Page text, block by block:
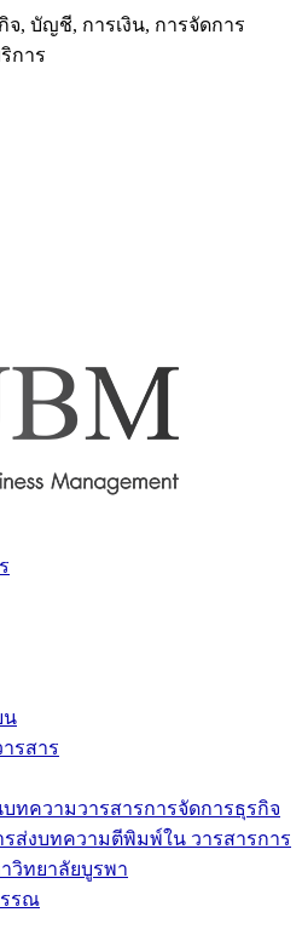
, บัญชี, การเงิน, การจัดการ
การ
น
รสาร
ทความวารสารการจัดการธุรกิจ
รส่งบทความตีพิมพ์ใน วารสารการ
วิทยาลัยบูรพา
รรณ